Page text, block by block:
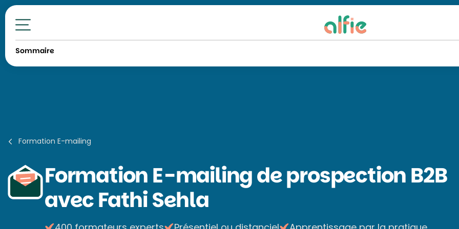
Toutes nos formations
Sommaire
Formation E-mailing
FormationE-mailing de prospection B2B
avec Fathi Sehla